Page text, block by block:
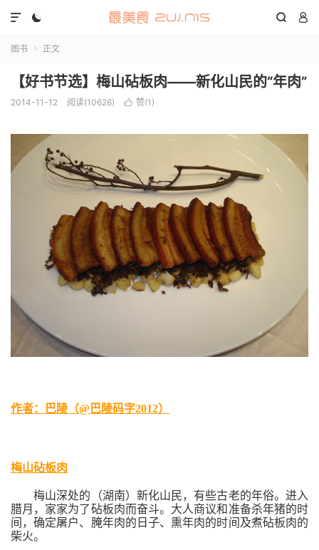
  

图书  正文
【好书节选】梅山砧板肉——新化山民的“年肉”
2014-11-12 阅读(10626)  赞(1 )
作者：巴陵（@巴陵码字2012）
梅山砧板肉
梅山深处的（湖南）新化山民，有些古老的年俗。进入
腊月，家家为了砧板肉而奋斗。大人商议和准备杀年猪的时
间，确定屠户、腌年肉的日子、熏年肉的时间及煮砧板肉的
柴火。